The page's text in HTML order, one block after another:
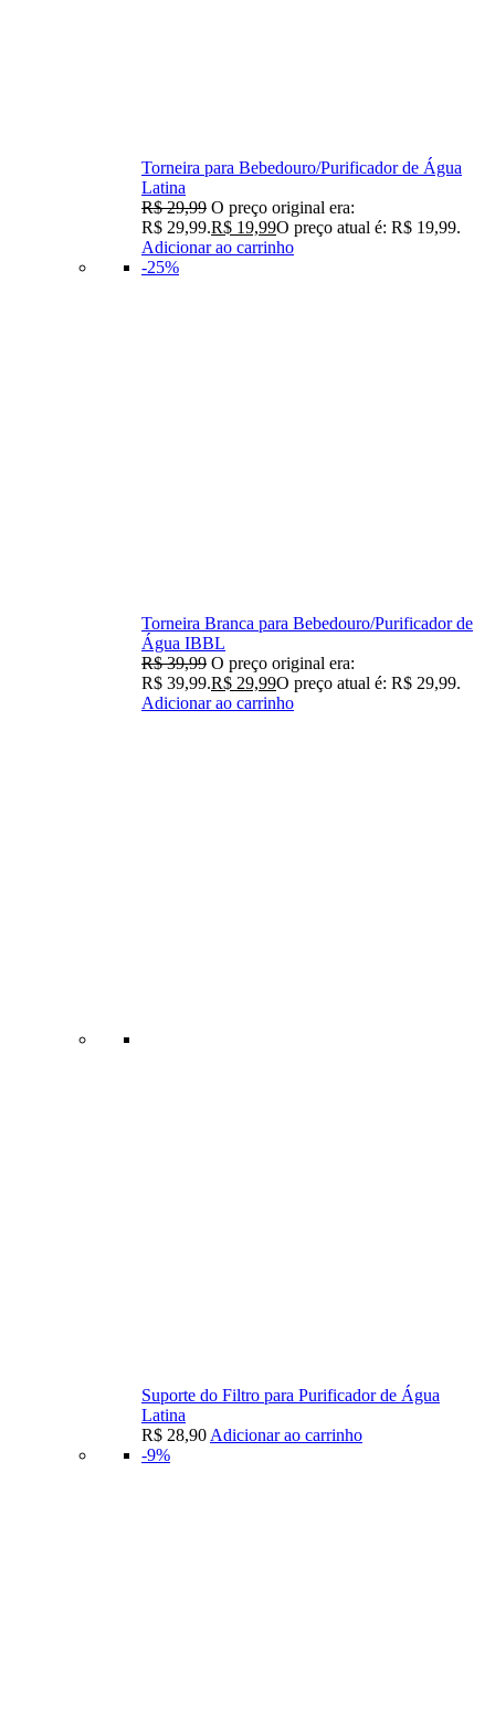
Torneira para Bebedouro/Purificador de Água
Latina
R$29,99 O preço original era:
R$ 29,99.R$ 19,99O preço atual é: R$ 19,99.
Adicionar ao carrinho
-25%
Torneira Branca para Bebedouro/Purificador de
Água IBBL
R$39,99 O preço original era:
R$ 39,99.R$ 29,99O preço atual é: R$ 29,99.
Adicionar ao carrinho
Suporte do Filtro para Purificador de Água
Latina
R$ 28,90 Adicionar ao carrinho
-9%